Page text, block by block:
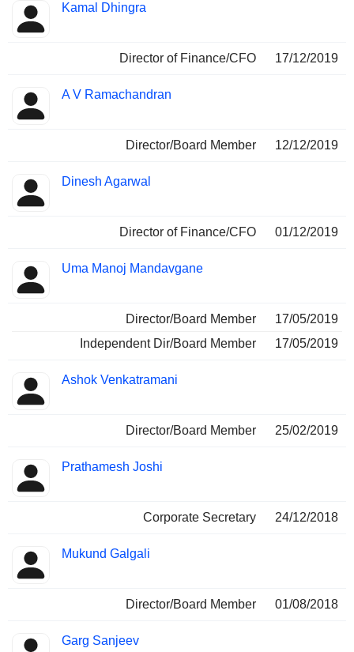
Kamal Dhingra
Director of Finance/CFO 17/12/2019
A V Ramachandran
Director/Board Member 12/12/2019
Dinesh Agarwal
Director of Finance/CFO 01/12/2019
Uma Manoj Mandavgane
Director/Board Member
17/05/2019
Independent Dir/Board Member
17/05/2019
Ashok Venkatramani
Director/Board Member 25/02/2019
Prathamesh Joshi
Corporate Secretary 24/12/2018
Mukund Galgali
Director/Board Member 01/08/2018
Garg Sanjeev